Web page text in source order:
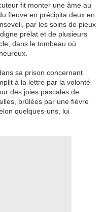
fit monter une âme au
fleuve en précipita deux en
par les soins de pieux
prélat et de plusieurs
dans le tombeau où
sa prison concernant
à la lettre par la volonté
des joies pascales de
brûlées par une fièvre
quelques-uns, lui